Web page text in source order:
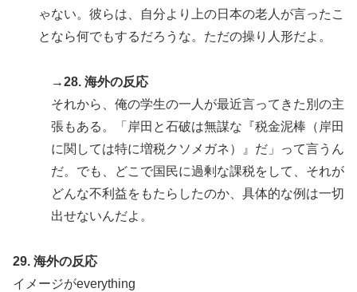
ゃない。彼らは、自分より上の日本の老人が言ったこ
となら何でもするだろうな。ただの操り人形だよ。
→28. 海外の反応
それから、俺の学生の一人が最近言ってきた別の主
張もある。「岸田と石破は無謀な『税金泥棒（岸田
に関しては特に増税クソメガネ）』だ」って言うん
だ。でも、どこで国民に過剰な課税をして、それが
どんな不利益をもたらしたのか、具体的な例は一切
出せないんだよ。
29. 海外の反応
イメージがeverything